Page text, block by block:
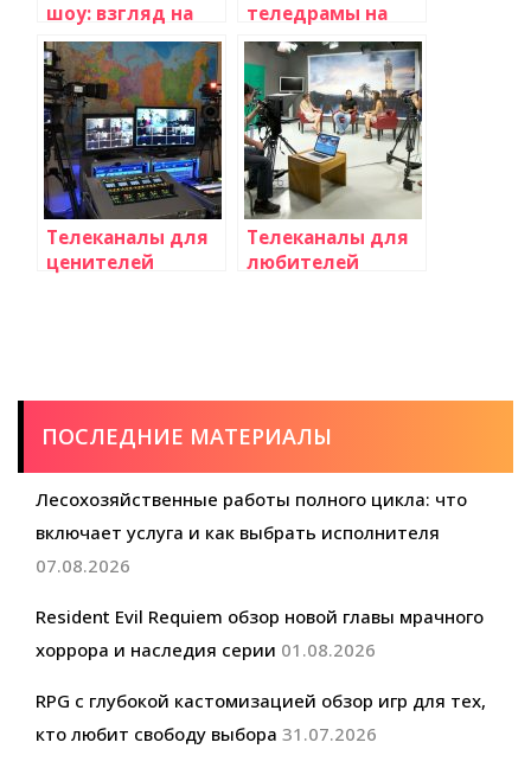
шоу: взгляд на
телевидение
теледрамы на
российских и
зарубежных
каналах
Телеканалы для
ценителей
Телеканалы для
любителей
ПОСЛЕДНИЕ МАТЕРИАЛЫ
Лесохозяйственные работы полного цикла: что
включает услуга и как выбрать исполнителя
07.08.2026
Resident Evil Requiem обзор новой главы мрачного
хоррора и наследия серии 01.08.2026
RPG с глубокой кастомизацией обзор игр для тех,
кто любит свободу выбора 31.07.2026